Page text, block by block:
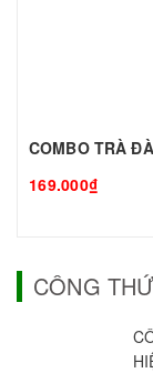
169.000₫
CÔNG